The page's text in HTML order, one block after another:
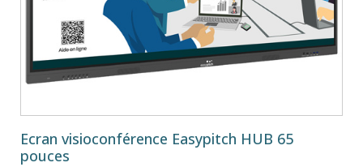
Ecran visioconférence Easypitch HUB 65
pouces